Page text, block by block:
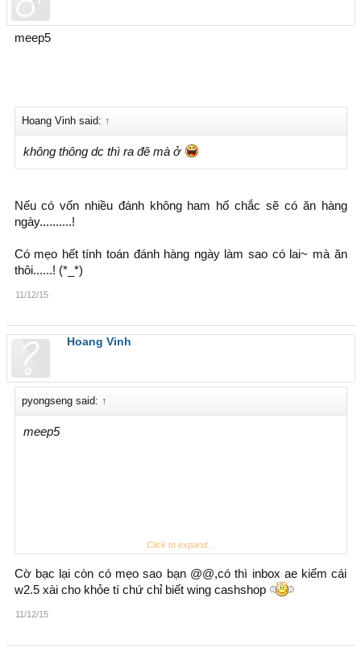
meep5
Hoang Vinh said: ↑
không thông dc thì ra đê mà ở
Nếu có vốn nhiều đánh không ham hố chắc sẽ có ăn hàng
ngày..........!
Có mẹo hết tính toán đánh hàng ngày làm sao có lai~ mà ăn
thôi......! (*_*)
11/12/15
Hoang Vinh
pyongseng said: ↑
meep5
Nếu có vốn nhiều đánh không ham hố chắc sẽ có ăn hàng
Có mẹo hết tính toán đánh hàng ngày làm sao có lai~ mà
ăn thôi......! (*_*)
Click to expand...
Cờ bạc lại còn có mẹo sao bạn @@,có thì inbox ae kiếm cái
w2.5 xài cho khỏe tí chứ chỉ biết wing cashshop
11/12/15